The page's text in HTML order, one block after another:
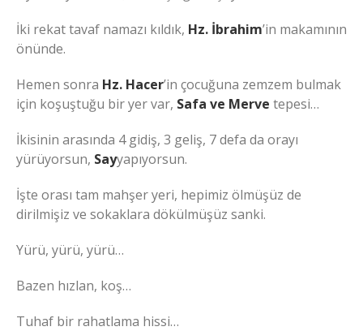
İki rekat tavaf namazı kıldık, Hz. İbrahim’in makamının
önünde.
Hemen sonra Hz. Hacer’in çocuğuna zemzem bulmak
için koşuştuğu bir yer var, Safa ve Merve tepesi…
İkisinin arasında 4 gidiş, 3 geliş, 7 defa da orayı
yürüyorsun, Sayyapıyorsun.
İşte orası tam mahşer yeri, hepimiz ölmüşüz de
dirilmişiz ve sokaklara dökülmüşüz sanki.
Yürü, yürü, yürü…
Bazen hızlan, koş…
Tuhaf bir rahatlama hissi…